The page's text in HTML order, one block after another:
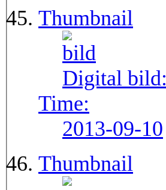
Thumbnail
Digital bild:
Time:
2013-09-10
Thumbnail